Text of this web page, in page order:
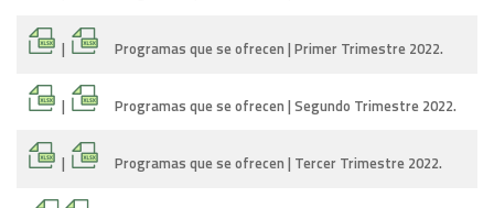
| Programas que se ofrecen | Primer Trimestre 2022.
| Programas que se ofrecen | Segundo Trimestre 2022.
| Programas que se ofrecen | Tercer Trimestre 2022.